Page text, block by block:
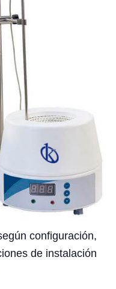
configuración,
de instalación